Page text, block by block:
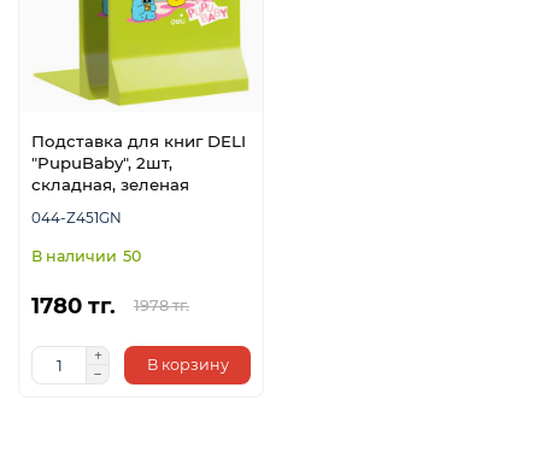
Подставка для книг DELI
"PupuBaby", 2шт,
складная, зеленая
044-Z451GN
50
1780 тг. 1978 тг.
В корзину